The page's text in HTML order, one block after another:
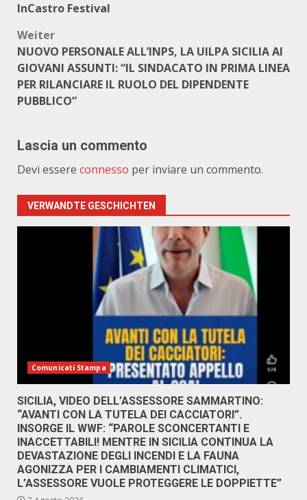
InCastro Festival
Weiter
NUOVO PERSONALE ALL’INPS, LA UILPA SICILIA AI
GIOVANI ASSUNTI: “IL SINDACATO IN PRIMA LINEA
PER RILANCIARE IL RUOLO DEL DIPENDENTE
PUBBLICO”
Lascia un commento
Devi essere connesso per inviare un commento.
VERWANDTE GESCHICHTEN
Comunicati Stampa
SICILIA, VIDEO DELL’ASSESSORE SAMMARTINO:
“AVANTI CON LA TUTELA DEI CACCIATORI”.
INSORGE IL WWF: “PAROLE SCONCERTANTI E
INACCETTABILI! MENTRE IN SICILIA CONTINUA LA
DEVASTAZIONE DEGLI INCENDI E LA FAUNA
AGONIZZA PER I CAMBIAMENTI CLIMATICI,
L’ASSESSORE VUOLE PROTEGGERE LE DOPPIETTE”